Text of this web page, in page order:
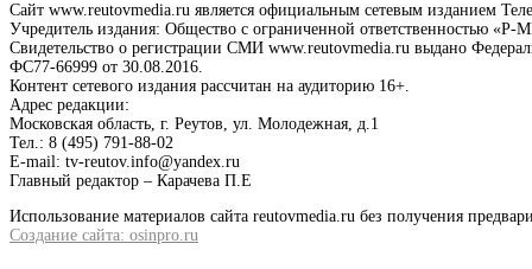
Сайт www.reutovmedia.ru является официальным сетевым изданием
Учредитель издания: Общество с ограниченной ответственностью
Свидетельство о регистрации СМИ www.reutovmedia.ru выдано
ФС77-66999 от 30.08.2016.
Контент сетевого издания рассчитан на аудиторию 16+.
Адрес редакции:
Московская область, г. Реутов, ул. Молодежная, д.1
Тел.: 8 (495) 791-88-02
E-mail: tv-reutov.info@yandex.ru
Главный редактор – Карачева П.Е
Использование материалов сайта reutovmedia.ru без получения
Создание сайта: osinpro.ru